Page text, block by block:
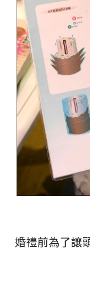
婚禮前為了讓